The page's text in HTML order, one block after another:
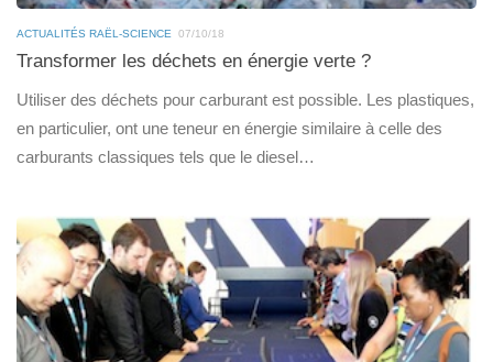
ACTUALITÉS RAËL-SCIENCE 07/10/18
Transformer les déchets en énergie verte ?
Utiliser des déchets pour carburant est possible. Les plastiques,
en particulier, ont une teneur en énergie similaire à celle des
carburants classiques tels que le diesel…